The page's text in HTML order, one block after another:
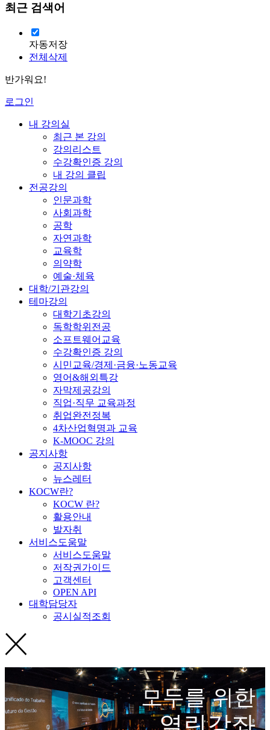
최근 검색어
자동저장
전체삭제
반가워요!
로그인
내 강의실
최근 본 강의
강의리스트
수강확인증 강의
내 강의 클립
전공강의
인문과학
사회과학
공학
자연과학
교육학
의약학
예술·체육
대학/기관강의
테마강의
대학기초강의
독학학위전공
소프트웨어교육
수강확인증 강의
시민교육/경제·금융·노동교육
영어&해외특강
자막제공강의
직업·직무 교육과정
취업완전정복
4차산업혁명과 교육
K-MOOC 강의
공지사항
공지사항
뉴스레터
KOCW란?
KOCW 란?
활용안내
발자취
서비스도움말
서비스도움말
저작권가이드
고객센터
OPEN API
대학담당자
공시실적조회
모두를 위한